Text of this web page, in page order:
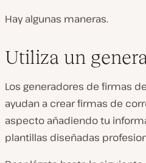
Hay algunas maneras.
Utiliza un
Los generadores de firmas
ayudan a crear firmas de
aspecto añadiendo tu
plantillas diseñadas